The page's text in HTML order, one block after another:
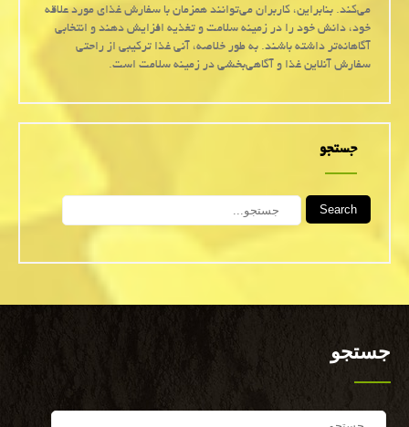
می‌کند. بنابراین، کاربران می‌توانند همزمان با سفارش غذای مورد علاقه
خود، دانش خود را در زمینه سلامت و تغذیه افزایش دهند و انتخابی
آگاهانه‌تر داشته باشند. به طور خلاصه، آنی غذا ترکیبی از راحتی
سفارش آنلاین غذا و آگاهی‌بخشی در زمینه سلامت است.
جستجو
Search
جستجو
Search